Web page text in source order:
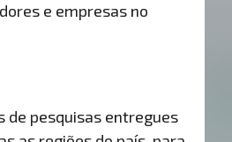
e empresas no
de pesquisas entregues